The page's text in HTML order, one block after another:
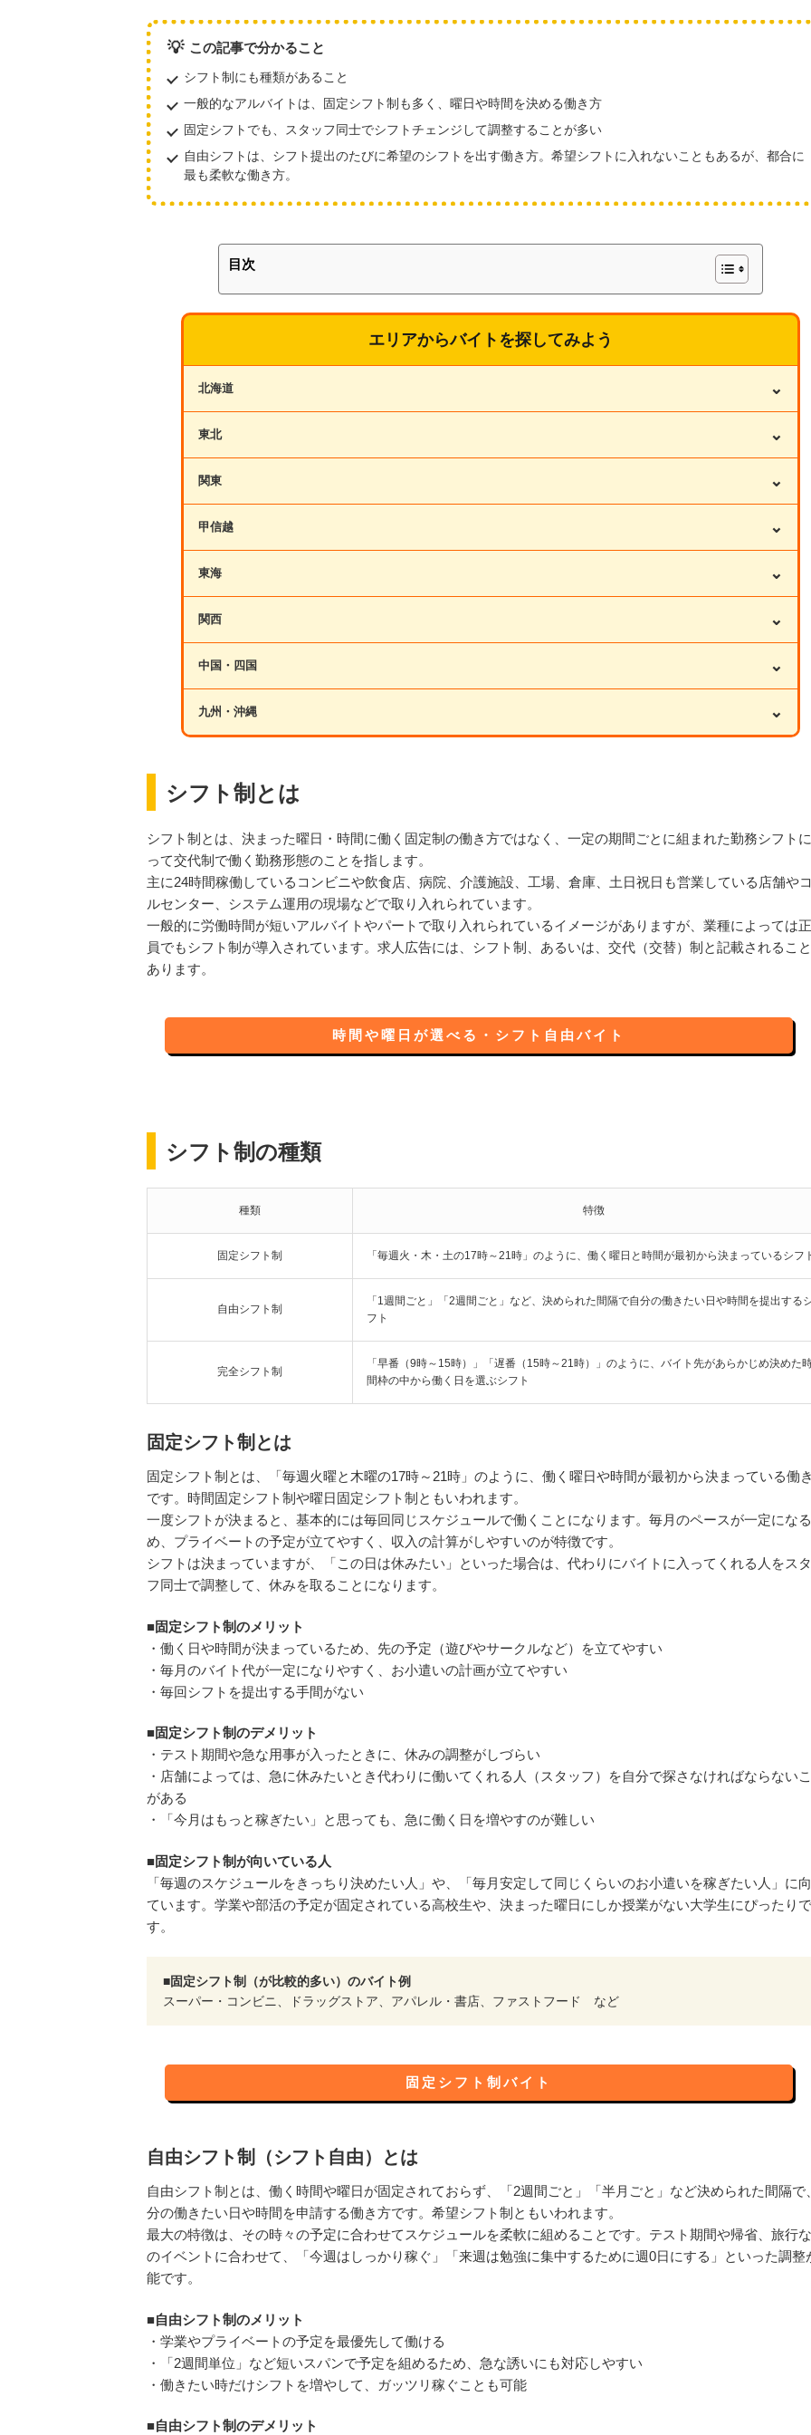
💡 この記事で分かること
シフト制にも種類があること
一般的なアルバイトは、固定シフト制も多く、曜日や時間を決める働き方
固定シフトでも、スタッフ同士でシフトチェンジして調整することが多い
自由シフトは、シフト提出のたびに希望のシフトを出す働き方。希望シフトに入れないこともあるが、都合に
最も柔軟な働き方。
目次
エリアからバイトを探してみよう
北海道 ⌄
東北 ⌄
関東 ⌄
甲信越 ⌄
東海 ⌄
関西 ⌄
中国・四国 ⌄
九州・沖縄 ⌄
シフト制とは
シフト制とは、決まった曜日・時間に働く固定制の働き方ではなく、一定の期間ごとに組まれた勤務シフト
って交代制で働く勤務形態のことを指します。
主に24時間稼働しているコンビニや飲食店、病院、介護施設、工場、倉庫、土日祝日も営業している店舗や
ルセンター、システム運用の現場などで取り入れられています。
一般的に労働時間が短いアルバイトやパートで取り入れられているイメージがありますが、業種によっては
員でもシフト制が導入されています。求人広告には、シフト制、あるいは、交代（交替）制と記載されるこ
あります。
時間や曜日が選べる・シフト自由バイト
シフト制の種類
種類 特徴
固定シフト制 「毎週火・木・土の17時～21時」のように、働く曜日と時間が最初から決まっているシフ
自由シフト制
「1週間ごと」「2週間ごと」など、決められた間隔で自分の働きたい日や時間を提出する
フト
完全シフト制
「早番（9時～15時）」「遅番（15時～21時）」のように、バイト先があらかじめ決めた
間枠の中から働く日を選ぶシフト
固定シフト制とは
固定シフト制とは、「毎週火曜と木曜の17時～21時」のように、働く曜日や時間が最初から決まっている働
です。時間固定シフト制や曜日固定シフト制ともいわれます。
一度シフトが決まると、基本的には毎回同じスケジュールで働くことになります。毎月のペースが一定にな
め、プライベートの予定が立てやすく、収入の計算がしやすいのが特徴です。
シフトは決まっていますが、「この日は休みたい」といった場合は、代わりにバイトに入ってくれる人をス
フ同士で調整して、休みを取ることになります。
■固定シフト制のメリット
・働く日や時間が決まっているため、先の予定（遊びやサークルなど）を立てやすい
・毎月のバイト代が一定になりやすく、お小遣いの計画が立てやすい
・毎回シフトを提出する手間がない
■固定シフト制のデメリット
・テスト期間や急な用事が入ったときに、休みの調整がしづらい
・店舗によっては、急に休みたいとき代わりに働いてくれる人（スタッフ）を自分で探さなければならない
がある
・「今月はもっと稼ぎたい」と思っても、急に働く日を増やすのが難しい
■固定シフト制が向いている人
「毎週のスケジュールをきっちり決めたい人」や、「毎月安定して同じくらいのお小遣いを稼ぎたい人」に
ています。学業や部活の予定が固定されている高校生や、決まった曜日にしか授業がない大学生にぴったりで
す。
■固定シフト制（が比較的多い）のバイト例
スーパー・コンビニ、ドラッグストア、アパレル・書店、ファストフード など
固定シフト制バイト
自由シフト制（シフト自由）とは
自由シフト制とは、働く時間や曜日が固定されておらず、「2週間ごと」「半月ごと」など決められた間隔で
分の働きたい日や時間を申請する働き方です。希望シフト制ともいわれます。
最大の特徴は、その時々の予定に合わせてスケジュールを柔軟に組めることです。テスト期間や帰省、旅行
のイベントに合わせて、「今週はしっかり稼ぐ」「来週は勉強に集中するために週0日にする」といった調整
能です。
■自由シフト制のメリット
・学業やプライベートの予定を最優先して働ける
・「2週間単位」など短いスパンで予定を組めるため、急な誘いにも対応しやすい
・働きたい時だけシフトを増やして、ガッツリ稼ぐことも可能
■自由シフト制のデメリット